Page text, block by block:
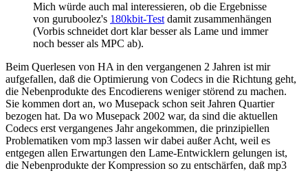
Mich würde auch mal interessieren, ob die Ergebnisse
von guruboolez's 180kbit-Testdamit zusammenhängen
(Vorbis schneidet dort klar besser als Lame und immer
noch besser als MPC ab).
Beim Querlesen von HA in den vergangenen 2 Jahren ist mir
aufgefallen, daß die Optimierung von Codecs in die Richtung geht,
die Nebenprodukte des Encodierens weniger störend zu machen.
Sie kommen dort an, wo Musepack schon seit Jahren Quartier
bezogen hat. Da wo Musepack 2002 war, da sind die aktuellen
Codecs erst vergangenes Jahr angekommen, die prinzipiellen
Problematiken vom mp3 lassen wir dabei außer Acht, weil es
entgegen allen Erwartungen den Lame-Entwicklern gelungen ist,
die Nebenprodukte der Kompression so zu entschärfen, daß mp3